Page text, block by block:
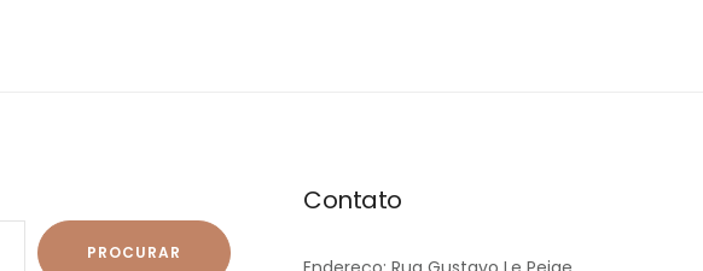
PROCURAR
Contato